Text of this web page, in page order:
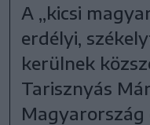
A „kicsi
erdélyi,
kerülnek
Tarisznyás
Magyarország